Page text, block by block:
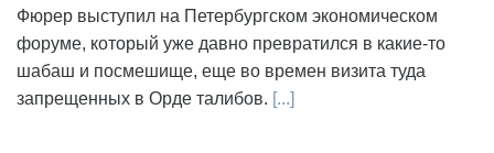
Фюрер выступил на Петербургском экономическом
форуме, который уже давно превратился в какие-то
шабаш и посмешище, еще во времен визита туда
запрещенных в Орде талибов. [...]